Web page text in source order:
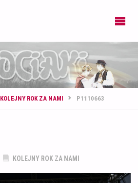
KOLEJNY ROK ZA NAMI P1110663
KOLEJNY ROK ZA NAMI